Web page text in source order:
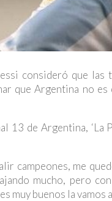
consideró que
que Argentina no
13 de Argentina,
campeones, me
mucho, pero
muy buenos la